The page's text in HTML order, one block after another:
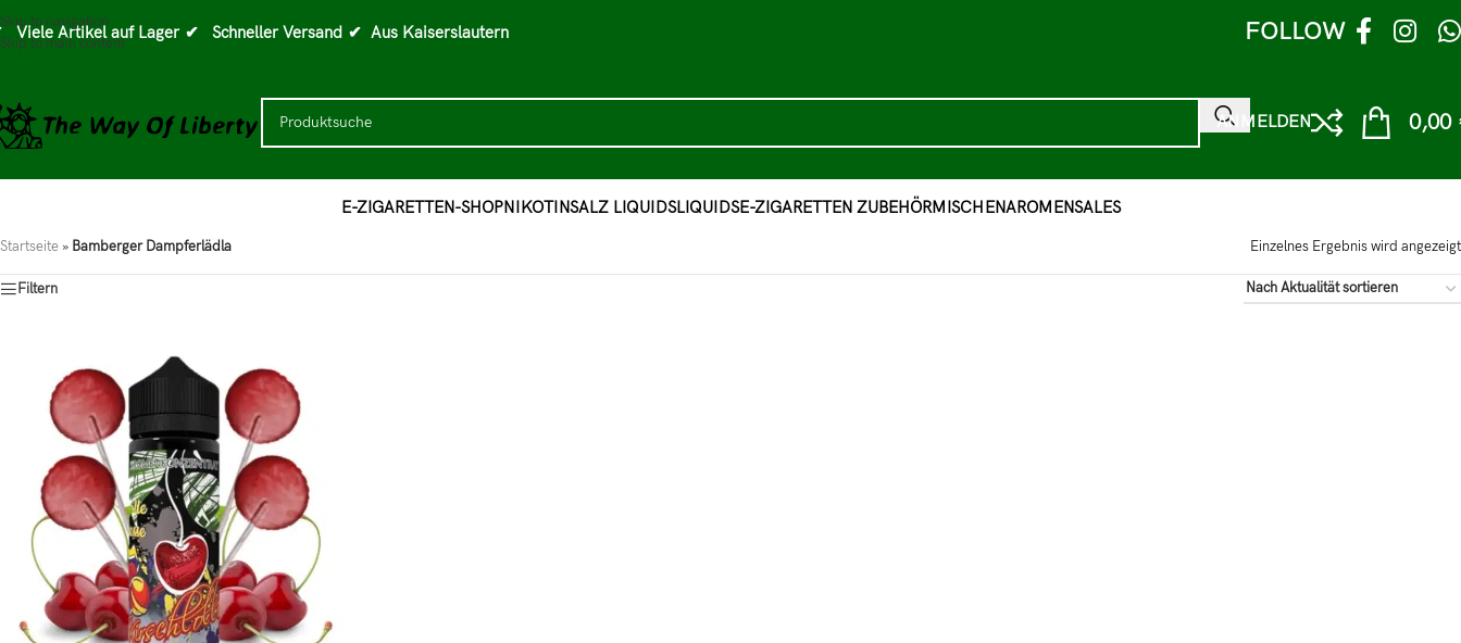
Skip to navigation
Skip to main content
Viele Artikel auf Lager ✔ Schneller Versand ✔ Aus Kaiserslautern FOLLOW
ANMELDEN 0,00
E-ZIGARETTEN-SHOPNIKOTINSALZ LIQUIDSLIQUIDSE-ZIGARETTEN ZUBEHÖRMISCHENAROMENSALES
Startseite » Bamberger Dampferlädla Einzelnes Ergebnis wird angezeigt
Filtern